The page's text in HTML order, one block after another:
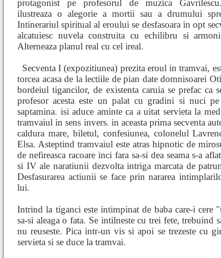
protagonist pe profesorul de muzica
ilustreaza o alegorie a mortii sau a drumului
Intinerariul spiritual al eroului se desfasoara in opt
alcatuiesc nuvela construita cu echilibru si
Alterneaza planul real cu cel ireal.
Secventa I (expozitiunea) prezita eroul in tramvai,
torcea acasa de la lectiile de pian date domnisoarei
bordeiul tigancilor, de existenta caruia se prefac ca
profesor acesta este un palat cu gradini si nuci
saptamina. isi aduce aminte ca a uitat servieta la
tramvaiul in sens invers. in aceasta prima secventa
caldura mare, biletul, confesiunea, colonelul
Elsa. Asteptind tramvaiul este atras hipnotic de
de nefireasca racoare inci fara sa-si dea seama s-a
si IV ale naratiunii dezvolta intriga marcata de
Desfasurarea actiunii se face prin nararea
lui.
Intrind la tiganci este intimpinat de baba care-i cere
sa-si aleaga o fata. Se intilneste cu trei fete, trebuind
nu reuseste. Pica intr-un vis si apoi se trezeste cu
servieta si se duce la tramvai.